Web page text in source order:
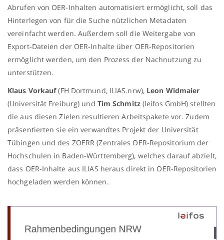
Abrufen von OER-Inhalten automatisiert ermöglicht, soll das
Hinterlegen von für die Suche nützlichen Metadaten
vereinfacht werden. Außerdem soll die Weitergabe von
Export-Dateien der OER-Inhalte über OER-Repositorien
ermöglicht werden, um den Prozess der Nachnutzung zu
unterstützen.
Klaus Vorkauf(FH Dortmund, ILIAS.nrw), Leon Widmaier
(Universität Freiburg) und Tim Schmitz(leifos GmbH) stellten
die aus diesen Zielen resultieren Arbeitspakete vor. Zudem
präsentierten sie ein verwandtes Projekt der Universität
Tübingen und des ZOERR (Zentrales OER-Repositorium der
Hochschulen in Baden-Württemberg), welches darauf abzielt,
dass OER-Inhalte aus ILIAS heraus direkt in OER-Repositorien
hochgeladen werden können.